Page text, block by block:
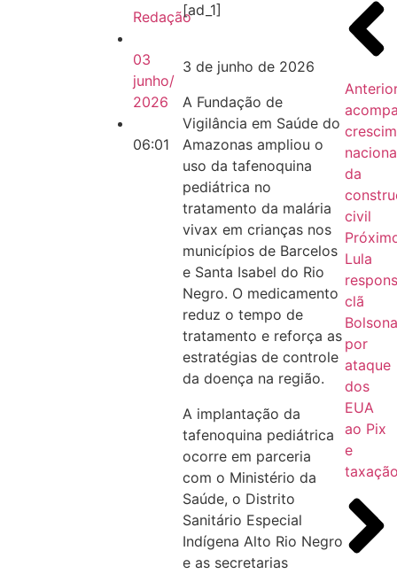
Redação
03
junho/
2026
06:01
[ad_1]
3 de junho de 2026
A Fundação de
Vigilância em Saúde do
Amazonas ampliou o
uso da tafenoquina
pediátrica no
tratamento da malária
vivax em crianças nos
municípios de Barcelos
e Santa Isabel do Rio
Negro. O medicamento
reduz o tempo de
tratamento e reforça as
estratégias de controle
da doença na região.
A implantação da
tafenoquina pediátrica
ocorre em parceria
com o Ministério da
Saúde, o Distrito
Sanitário Especial
Indígena Alto Rio Negro
e as secretarias
da
civil
Lula
clã
por
ataque
dos
EUA
ao Pix
e